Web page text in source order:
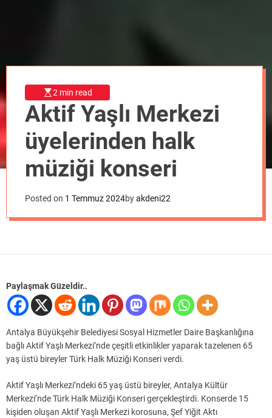
2 min read
Aktif Yaşlı Merkezi
üyelerinden halk
müziği konseri
Posted on 1 Temmuz 2024byakdeni22
Paylaşmak Güzeldir..
Antalya Büyükşehir Belediyesi Sosyal Hizmetler Daire Başkanlığına
bağlı Aktif Yaşlı Merkezi’nde çeşitli etkinlikler yaparak tazelenen 65
yaş üstü bireyler Türk Halk Müziği Konseri verdi.
Aktif Yaşlı Merkezi’ndeki 65 yaş üstü bireyler, Antalya Kültür
Merkezi’nde Türk Halk Müziği Konseri gerçekleştirdi. Konserde 15
kişiden oluşan Aktif Yaşlı Merkezi korosuna, Şef Yiğit Aktı